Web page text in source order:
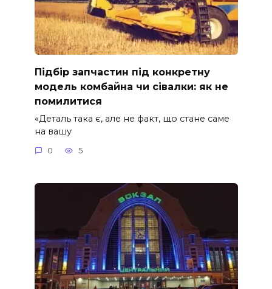
Підбір запчастин під конкретну
модель комбайна чи сівалки: як не
помилитися
«Деталь така є, але не факт, що стане саме
на вашу
0 5